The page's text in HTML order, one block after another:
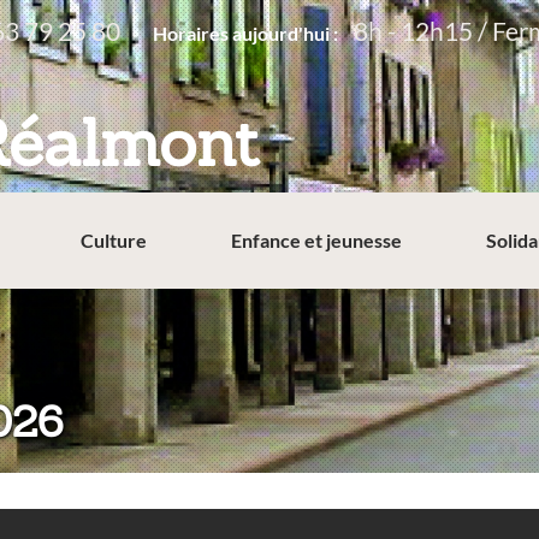
79 25 80 Horaires aujourd'hui : 8h - 12h15 /
Culture Enfance et jeunesse